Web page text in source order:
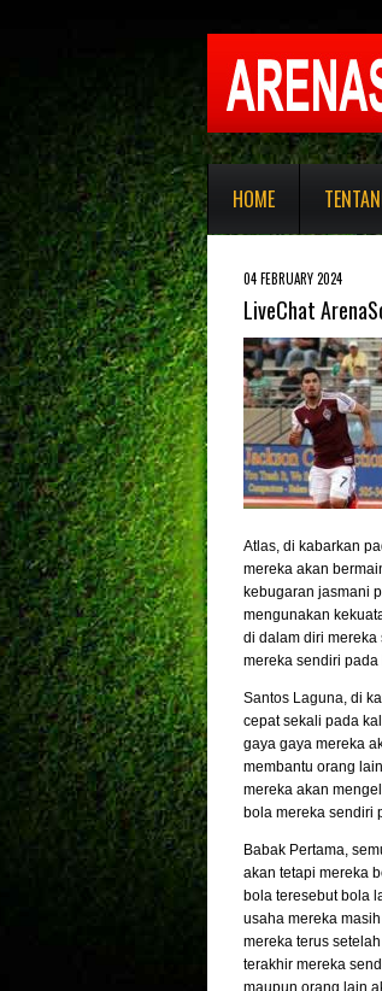
HOME
04 FEBRUARY 2024
LiveChat
Atlas, di kabarkan
mereka akan
kebugaran jasmani
mengunakan
di dalam diri
mereka sendiri
Santos Laguna, di
cepat sekali pada
gaya gaya mereka
membantu orang
mereka akan
bola mereka sendiri
Babak Pertama,
akan tetapi mereka
bola teresebut bola
usaha mereka
mereka terus
terakhir mereka
maupun orang lain